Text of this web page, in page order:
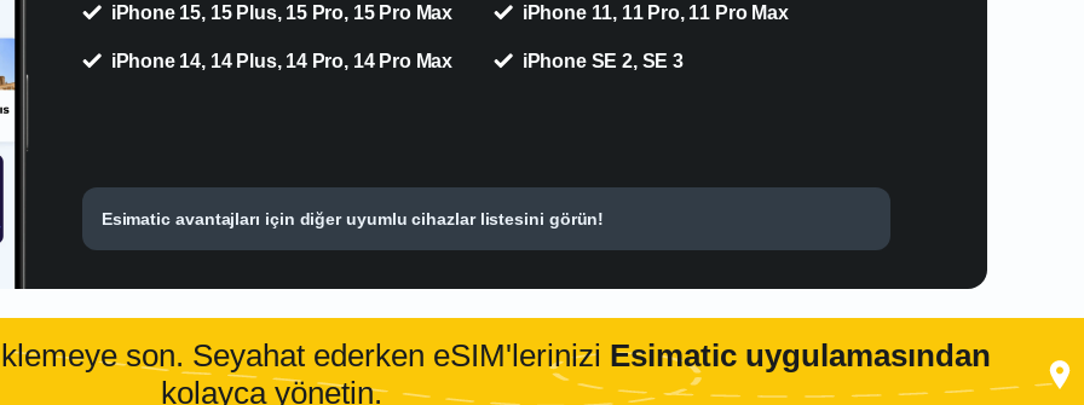
iPhone 15, 15 Plus, 15 Pro, 15 Pro Max
iPhone 14, 14 Plus, 14 Pro, 14 Pro Max
iPhone 11, 11 Pro, 11 Pro Max
iPhone SE 2, SE 3
Esimatic avantajları için diğer uyumlu cihazlar listesini görün!
son. Seyahat ederken eSIM'lerinizi Esimatic uygulamasından
kolayca yönetin.